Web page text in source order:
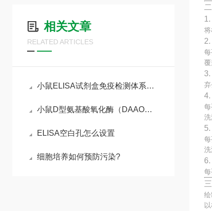
相关文章
RELATED ARTICLES
小鼠ELISA试剂盒免疫检测体系与动物模型实验实操指南
小鼠D型氨基酸氧化酶（DAAO）ELISA试剂盒参考说明书
ELISA空白孔怎么设置
细胞培养如何预防污染?
3.
4.
洗